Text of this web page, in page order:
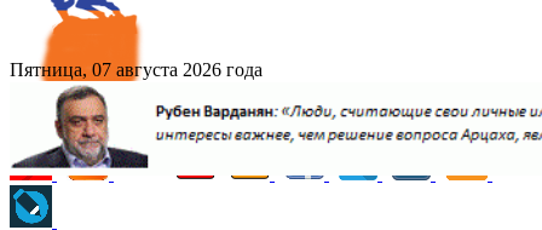
Пятница, 07 августа 2026 года